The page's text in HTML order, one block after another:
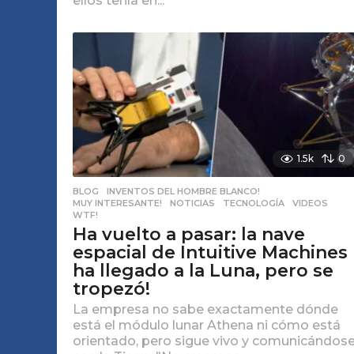
1.5k 0
BLOG ,INVENTOS DEL HOMBRE BLANCO!
MUY INTERESANTE!
,NOTICIAS ,TECNOLOGÍA ,VIDEOS
WTF!
Ha vuelto a pasar: la nave
espacial de Intuitive Machines
ha llegado a la Luna, pero se
tropezó!
La empresa no sabe exactamente dónde
está el módulo lunar Athena ni cómo está
orientado, pero sigue vivo y